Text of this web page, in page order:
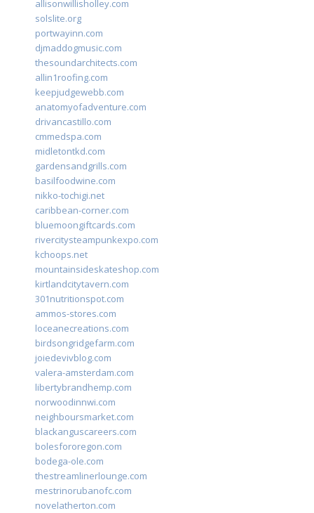
allisonwillisholley.com
solslite.org
portwayinn.com
djmaddogmusic.com
thesoundarchitects.com
allin1roofing.com
keepjudgewebb.com
anatomyofadventure.com
drivancastillo.com
cmmedspa.com
midletontkd.com
gardensandgrills.com
basilfoodwine.com
nikko-tochigi.net
caribbean-corner.com
bluemoongiftcards.com
rivercitysteampunkexpo.com
kchoops.net
mountainsideskateshop.com
kirtlandcitytavern.com
301nutritionspot.com
ammos-stores.com
loceanecreations.com
birdsongridgefarm.com
joiedevivblog.com
valera-amsterdam.com
libertybrandhemp.com
norwoodinnwi.com
neighboursmarket.com
blackanguscareers.com
bolesfororegon.com
bodega-ole.com
thestreamlinerlounge.com
mestrinorubanofc.com
novelatherton.com